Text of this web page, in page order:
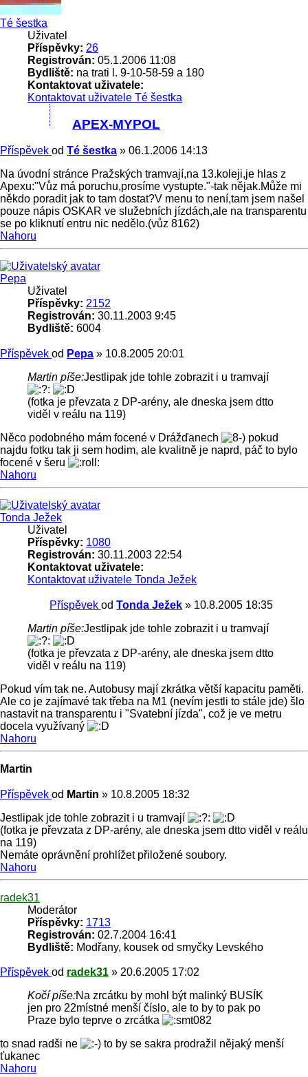
Té šestka
Uživatel
Příspěvky: 26
Registrován: 05.1.2006 11:08
Bydliště: na trati l. 9-10-58-59 a 180
Kontaktovat uživatele:
Kontaktovat uživatele Té šestka
APEX-MYPOL
Příspěvek od Té šestka » 06.1.2006 14:13
Na úvodní stránce Pražských tramvají,na 13.koleji,je hlas z
Apexu:"Vůz má poruchu,prosíme vystupte."-tak nějak.Může mi
někdo poradit jak to tam dostat?V menu to není,tam jsem našel
pouze nápis OSKAR ve služebních jízdách,ale na transparentu
se po kliknutí entru nic nedělo.(vůz 8162)
Nahoru
Pepa
Uživatel
Příspěvky: 2152
Registrován: 30.11.2003 9:45
Bydliště: 6004
Příspěvek od Pepa » 10.8.2005 20:01
Martin píše:Jestlipak jde tohle zobrazit i u tramvají
(fotka je převzata z DP-arény, ale dneska jsem dtto
viděl v reálu na 119)
Něco podobného mám focené v Drážďanech
pokud
najdu fotku tak ji sem hodim, ale kvalitně je naprd, páč to bylo
focené v šeru
Nahoru
Tonda Ježek
Uživatel
Příspěvky: 1080
Registrován: 30.11.2003 22:54
Kontaktovat uživatele:
Kontaktovat uživatele Tonda Ježek
Příspěvek od Tonda Ježek » 10.8.2005 18:35
Martin píše:Jestlipak jde tohle zobrazit i u tramvají
(fotka je převzata z DP-arény, ale dneska jsem dtto
viděl v reálu na 119)
Pokud vím tak ne. Autobusy mají zkrátka větší kapacitu paměti.
Ale co je zajímavé tak třeba na M1 (nevím jestli to stále jde) šlo
nastavit na transparentu i "Svatební jízda", což je ve metru
docela využívaný
Nahoru
Martin
Příspěvek od Martin » 10.8.2005 18:32
Jestlipak jde tohle zobrazit i u tramvají
(fotka je převzata z DP-arény, ale dneska jsem dtto viděl v reálu
na 119)
Nemáte oprávnění prohlížet přiložené soubory.
Nahoru
radek31
Moderátor
Příspěvky: 1713
Registrován: 02.7.2004 16:41
Bydliště: Modřany, kousek od smyčky Levského
Příspěvek od radek31 » 20.6.2005 17:02
Kočí píše:Na zrcátku by mohl být malinký BUSÍK
jen pro 22místné menší číslo, ale to by to pak po
Praze bylo teprve o zrcátka
to snad radši ne
to by se sakra prodražil nějaký menší
ťukanec
Nahoru